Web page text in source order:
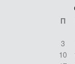
П
3
10